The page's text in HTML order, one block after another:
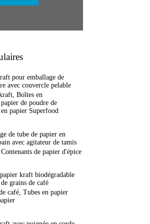
pour emballage de
avec couvercle pelable
,Boîtes en
de poudre de
papier Superfood
de tube de papier en
avec agitateur de tamis
Contenants de papier d'épice
kraft biodégradable
grains de café
café,Tubes en papier